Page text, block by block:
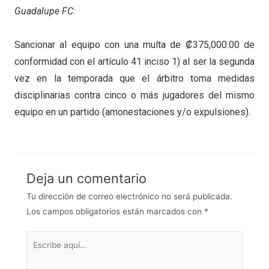
Guadalupe FC:
Sancionar al equipo con una multa de ₡375,000.00 de
conformidad con el artículo 41 inciso 1) al ser la segunda
vez en la temporada que el árbitro toma medidas
disciplinarias contra cinco o más jugadores del mismo
equipo en un partido (amonestaciones y/o expulsiones).
Deja un comentario
Tu dirección de correo electrónico no será publicada.
Los campos obligatorios están marcados con *